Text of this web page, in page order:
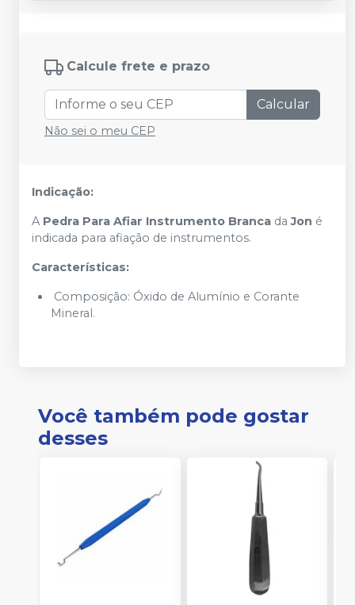
Calcule frete e prazo
Calcular
Não sei o meu CEP
Indicação:
A Pedra Para Afiar Instrumento Branca daJon é
indicada para afiação de instrumentos.
Características:
Composição: Óxido de Alumínio e Corante
Mineral.
Você também pode gostar
desses